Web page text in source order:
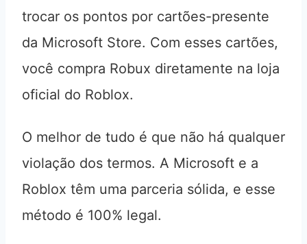
trocar os pontos por cartões-presente
da Microsoft Store. Com esses cartões,
você compra Robux diretamente na loja
oficial do Roblox.
O melhor de tudo é que não há qualquer
violação dos termos. A Microsoft e a
Roblox têm uma parceria sólida, e esse
método é 100% legal.